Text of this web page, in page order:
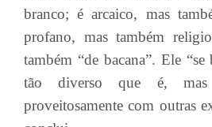
branco; é arcaico, mas
profano, mas também
também “de bacana”. Ele
tão diverso que é, mas
proveitosamente com outras